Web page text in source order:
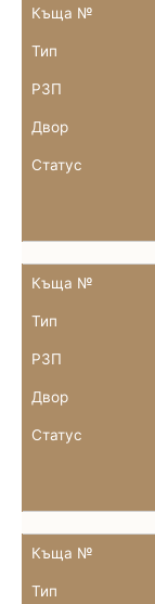
Къща №
Тип
РЗП
Двор
Статус
Къща №
Тип
РЗП
Двор
Статус
Къща №
Тип